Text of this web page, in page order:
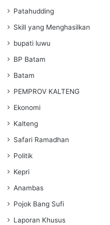
Patahudding
Skill yang Menghasilkan
bupati luwu
BP Batam
Batam
PEMPROV KALTENG
Ekonomi
Kalteng
Safari Ramadhan
Politik
Kepri
Anambas
Pojok Bang Sufi
Laporan Khusus